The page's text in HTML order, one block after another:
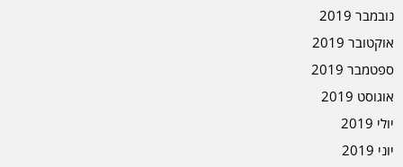
נובמבר 2019
אוקטובר 2019
ספטמבר 2019
אוגוסט 2019
יולי 2019
יוני 2019